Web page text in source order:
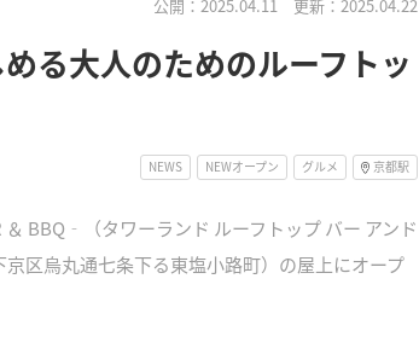
公開：2025.04.11 更新：2025.04.22
る大人のためのルーフトッ
NEWS NEWオープン グルメ 京都駅
BBQ‐（タワーランド ルーフトップ バー アンド
区烏丸通七条下る東塩小路町）の屋上にオープ